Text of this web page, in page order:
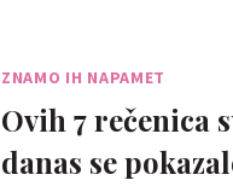
ZNAMO IH NAPAMET
Ovih 7 rečenica
danas se